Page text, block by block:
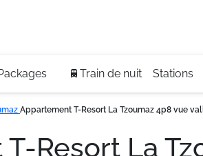
🚆Train de nuit Stations
Appartement T-Resort La Tzoumaz 4p8 vue
Resort La